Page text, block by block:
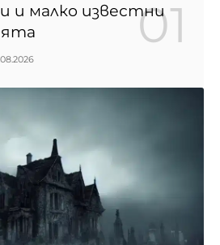
и малко известни